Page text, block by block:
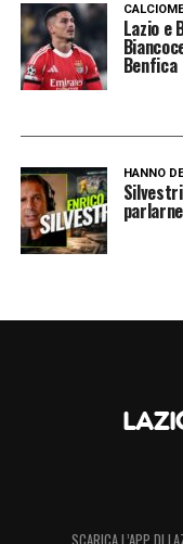
Lazio e
Benfica
HANNO